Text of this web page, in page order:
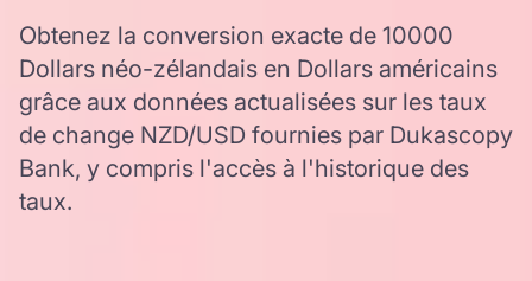
Obtenez la conversion exacte de 10000
Dollars néo-zélandais en Dollars américains
grâce aux données actualisées sur les taux
de change NZD/USD fournies par Dukascopy
Bank, y compris l'accès à l'historique des
taux.